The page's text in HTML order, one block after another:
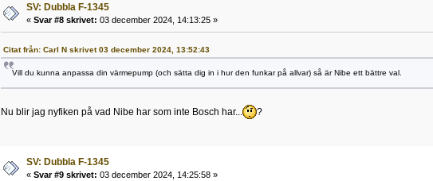
SV: Dubbla F-1345
« Svar #8 skrivet: 03 december 2024, 14:13:25 »
Citat från: Carl N skrivet 03 december 2024, 13:52:43
Vill du kunna anpassa din värmepump (och sätta dig in i hur den funkar på allvar) så är Nibe ett bättre val.
Nu blir jag nyfiken på vad Nibe har som inte Bosch har... ?
SV: Dubbla F-1345
« Svar #9 skrivet: 03 december 2024, 14:25:58 »